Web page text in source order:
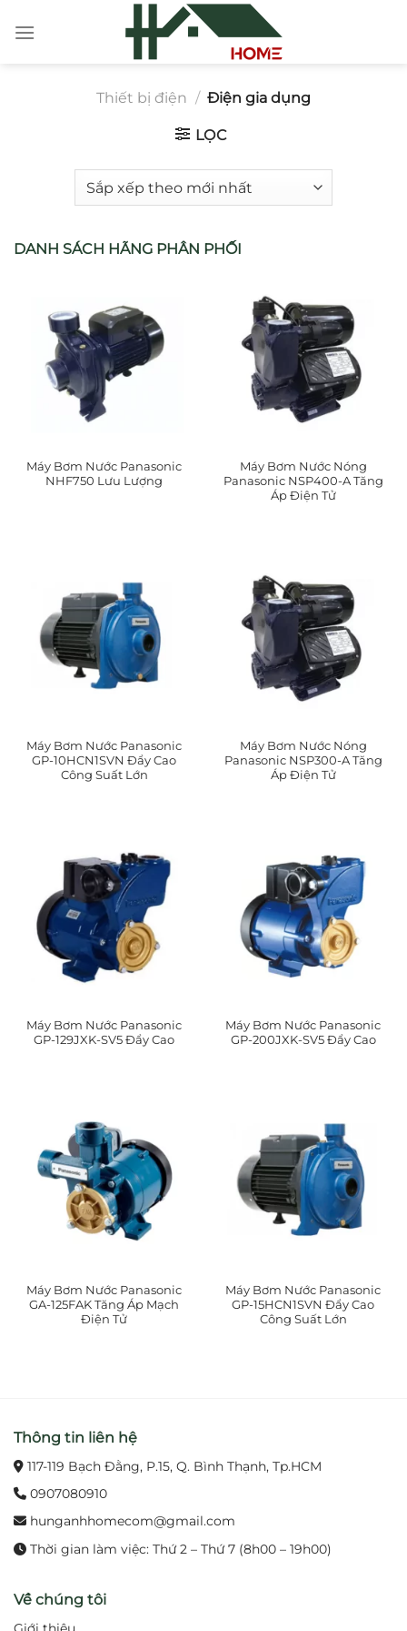
đến
Thiết bị điện / Điện gia dụng
LỌC
DANH SÁCH HÃNG PHÂN PHỐI
Máy Bơm Nước Panasonic
NHF750 Lưu Lượng
Máy Bơm Nước Nóng
Panasonic NSP400-A Tăng
Áp Điện Tử
Máy Bơm Nước Panasonic
GP-10HCN1SVN Đẩy Cao
Công Suất Lớn
Máy Bơm Nước Nóng
Panasonic NSP300-A Tăng
Áp Điện Tử
Máy Bơm Nước Panasonic
GP-129JXK-SV5 Đẩy Cao
Máy Bơm Nước Panasonic
GP-200JXK-SV5 Đẩy Cao
Máy Bơm Nước Panasonic
GA-125FAK Tăng Áp Mạch
Điện Tử
Máy Bơm Nước Panasonic
GP-15HCN1SVN Đẩy Cao
Công Suất Lớn
Thông tin liên hệ
117-119 Bạch Đằng, P.15, Q. Bình Thạnh, Tp.HCM
0907080910
hunganhhomecom@gmail.com
Thời gian làm việc: Thứ 2 – Thứ 7 (8h00 – 19h00)
Về chúng tôi